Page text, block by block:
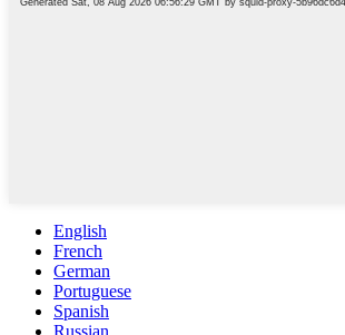
English
French
German
Portuguese
Spanish
Russian